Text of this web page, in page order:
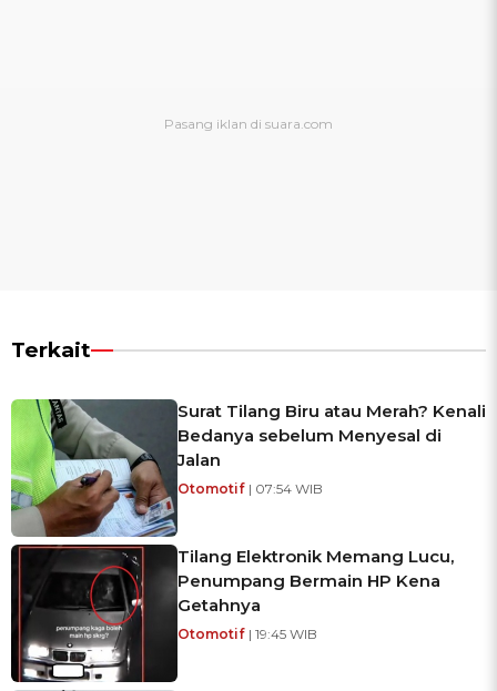
Terkait
Surat Tilang Biru atau Merah? Kenali
Bedanya sebelum Menyesal di
Jalan
Otomotif | 07:54 WIB
Tilang Elektronik Memang Lucu,
Penumpang Bermain HP Kena
Getahnya
Otomotif | 19:45 WIB